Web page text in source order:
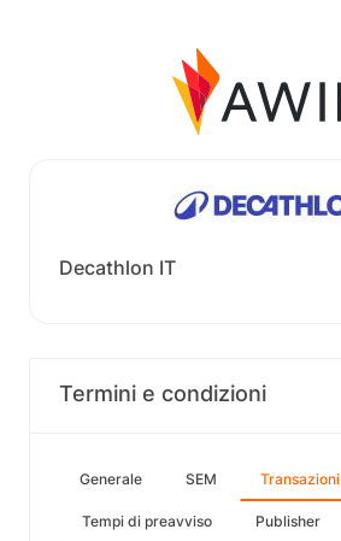
Decathlon IT
Termini e condizioni
Generale SEM Transazioni
Tempi di preavviso Publisher